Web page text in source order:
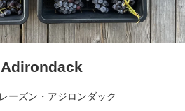
ーズン・アジロンダック